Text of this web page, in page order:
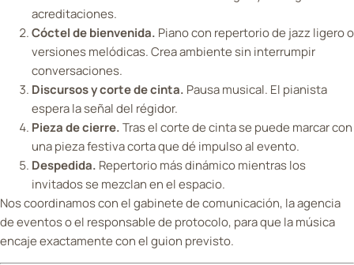
acreditaciones.
Cóctel de bienvenida. Piano con repertorio de jazz ligero o
versiones melódicas. Crea ambiente sin interrumpir
conversaciones.
Discursos y corte de cinta. Pausa musical. El pianista
espera la señal del régidor.
Pieza de cierre.Tras el corte de cinta se puede marcar con
una pieza festiva corta que dé impulso al evento.
Despedida. Repertorio más dinámico mientras los
invitados se mezclan en el espacio.
Nos coordinamos con el gabinete de comunicación, la agencia
de eventos o el responsable de protocolo, para que la música
encaje exactamente con el guion previsto.